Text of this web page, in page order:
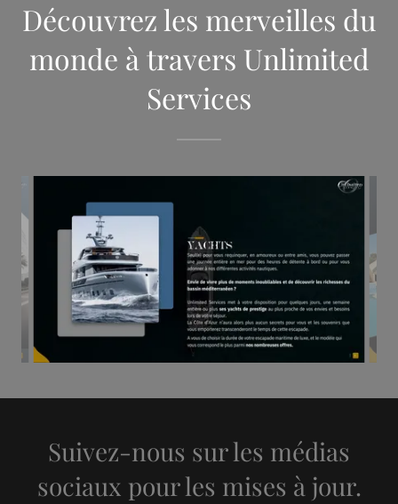
Découvrez les merveilles du
monde à travers Unlimited
Services
Suivez-nous sur les médias
sociaux pour les mises à jour.